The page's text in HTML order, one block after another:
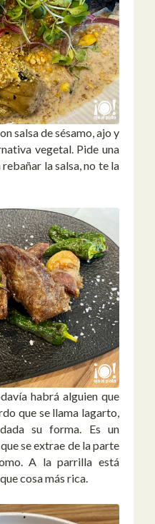
salsa de sésamo, ajo y
vegetal. Pide una
la salsa, no te la
habrá alguien que
que se llama lagarto,
su forma. Es un
se extrae de la parte
A la parrilla está
cosa más rica.